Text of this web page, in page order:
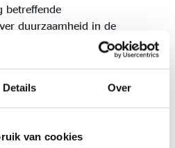
Details Over
van cookies
betreffende
duurzaamheid in de
- Sustainable Financial
ons kantoor bij advies
voor zover deze
wordt gesteld door de